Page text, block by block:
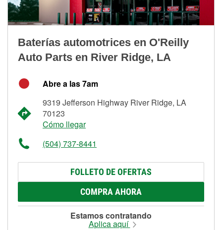
Baterías automotrices en O'Reilly
Auto Parts en River Ridge, LA
Abre a las 7am
9319 Jefferson Highway River Ridge, LA
70123
Cómo llegar
(504) 737-8441
FOLLETO DE OFERTAS
COMPRA AHORA
Estamos contratando
Aplica aquí